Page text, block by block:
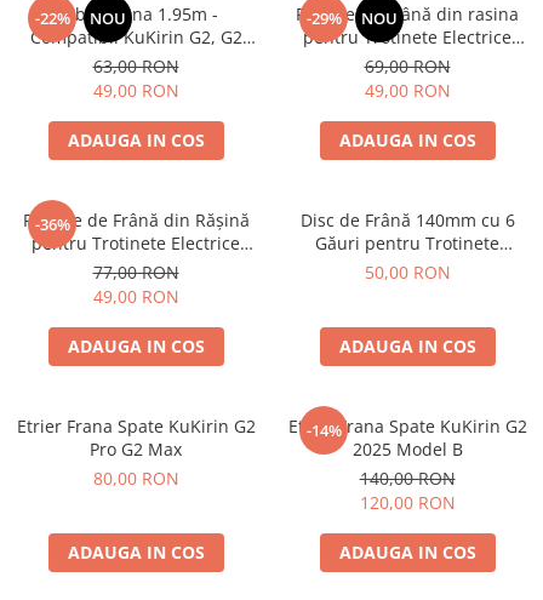
cauciucuri-bicicleta
Camere bicicleta
Cauciuc tubeless cu GEL antipană
Accesorii
Trotinete electrice
Anvelope moto
Camere moto
Anvelope ATV
Cauciucuri bicicleta
Anvelope și Camere Utilaje
tbi?
forceOriginalForEdit=1&preview=00681
-22% NOU
Cablu Frana 1.95m -
Compatibil KuKirin G2, G2
Max, G3, G2 Master
63,00 RON
49,00 RON
ADAUGA IN COS
-29% NOU
Plăcuțe de Frână din rasina
pentru Trotinete Electrice
KuKirin G2, G2 Master, G3 și
G4 – Calitate Standard (Set 2
Bucăți)
69,00 RON
49,00 RON
ADAUGA IN COS
-36%
Plăcuțe de Frână din Rășină
pentru Trotinete Electrice
KuKirin G2 Pro, G2 Max, A1 și
M4 Max – Calitate Standard
77,00 RON
49,00 RON
ADAUGA IN COS
Disc de Frână 140mm cu 6
Găuri pentru Trotinete
Electrice KuKirin G2 (2024) /
50,00 RON
ADAUGA IN COS
Etrier Frana Spate KuKirin G2
Pro G2 Max
80,00 RON
ADAUGA IN COS
-14%
Etrier Frana Spate KuKirin G2
2025 Model B
140,00 RON
120,00 RON
ADAUGA IN COS